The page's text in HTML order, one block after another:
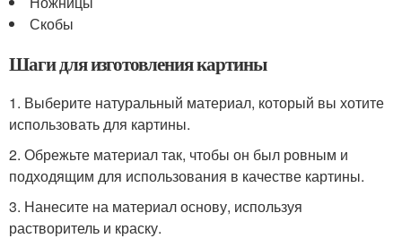
Скобы
Шаги для изготовления картины
1. Выберите натуральный материал, который вы хотите
использовать для картины.
2. Обрежьте материал так, чтобы он был ровным и
подходящим для использования в качестве картины.
3. Нанесите на материал основу, используя
растворитель и краску.